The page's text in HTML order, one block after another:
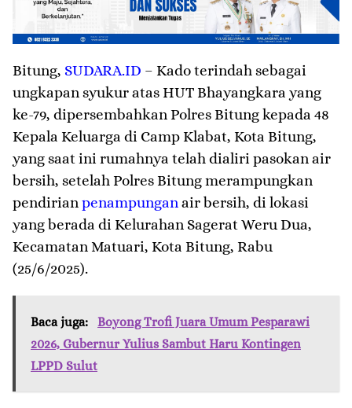
Bitung, SUDARA.ID – Kado terindah sebagai
ungkapan syukur atas HUT Bhayangkara yang
ke-79, dipersembahkan Polres Bitung kepada 48
Kepala Keluarga di Camp Klabat, Kota Bitung,
yang saat ini rumahnya telah dialiri pasokan air
bersih, setelah Polres Bitung merampungkan
pendirianpenampunganair bersih, di lokasi
yang berada di Kelurahan Sagerat Weru Dua,
Kecamatan Matuari, Kota Bitung, Rabu
(25/6/2025).
Baca juga:
Boyong Trofi Juara Umum Pesparawi
2026, Gubernur Yulius Sambut Haru Kontingen
LPPD Sulut